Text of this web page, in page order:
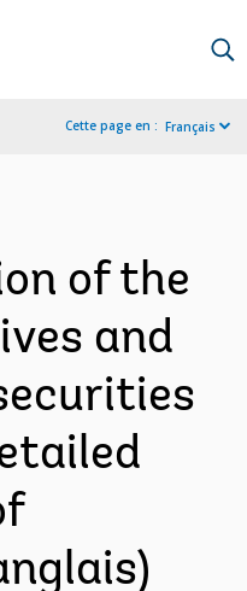
Cette page en : Français
of the
and